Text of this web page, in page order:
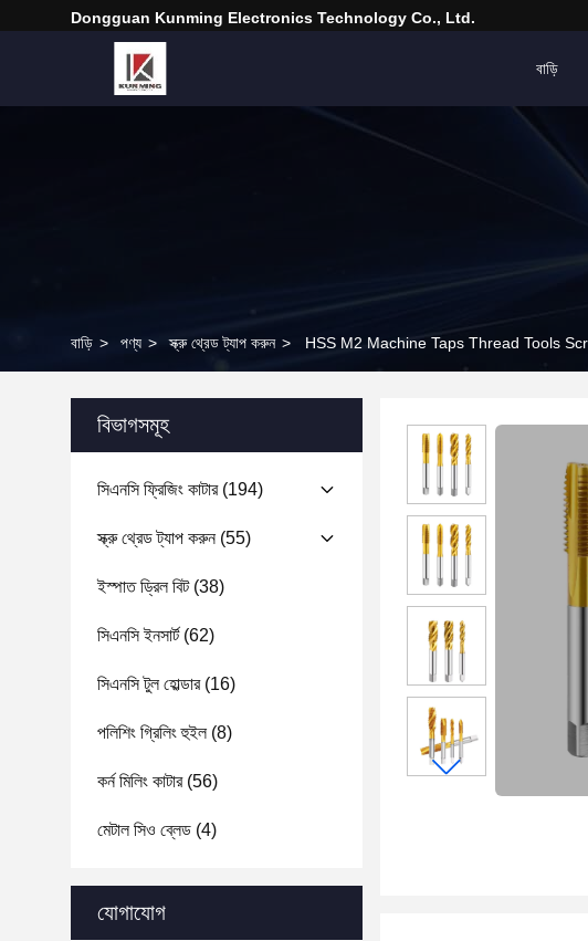
Dongguan Kunming Electronics Technology Co., Ltd.
বাড়ি
বাড়ি > পণ্য > স্ক্রু থ্রেড ট্যাপ করুন > HSS M2 Machine Taps Thread Tools
বিভাগসমূহ
সিএনসি ফ্রিজিং কাটার(194)
স্ক্রু থ্রেড ট্যাপ করুন(55)
ইস্পাত ড্রিল বিট(38)
সিএনসি ইনসার্ট(62)
সিএনসি টুল হোল্ডার(16)
পলিশিং গ্রিলিং হুইল(8)
কর্ন মিলিং কাটার(56)
মেটাল সিও ব্লেড (4)
যোগাযোগ